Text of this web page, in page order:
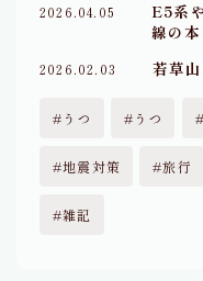
うつ
フェリー
E5系
線の本
2026.04.05
若草
2026.02.03
うつ うつ
地震対策 旅行
雑記